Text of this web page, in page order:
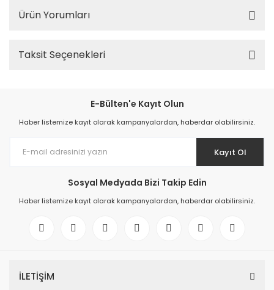
Ürün Yorumları
Taksit Seçenekleri
E-Bülten'e Kayıt Olun
Haber listemize kayıt olarak kampanyalardan, haberdar olabilirsiniz.
Kayıt Ol
Sosyal Medyada Bizi Takip Edin
Haber listemize kayıt olarak kampanyalardan, haberdar olabilirsiniz.
İLETİŞİM